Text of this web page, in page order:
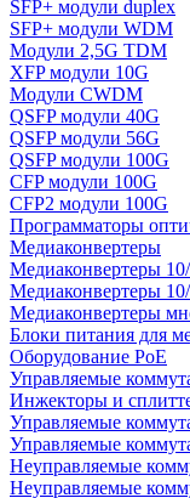
SFP+ модули duplex
SFP+ модули WDM
Модули 2,5G TDM
XFP модули 10G
Модули CWDM
QSFP модули 40G
QSFP модули 56G
QSFP модули 100G
CFP модули 100G
CFP2 модули 100G
Программаторы
Медиаконвертеры
Медиаконвертеры
Медиаконвертеры
Медиаконвертеры
Блоки питания для
Оборудование PoE
Управляемые
Инжекторы и
Управляемые
Управляемые
Неуправляемые
Неуправляемые